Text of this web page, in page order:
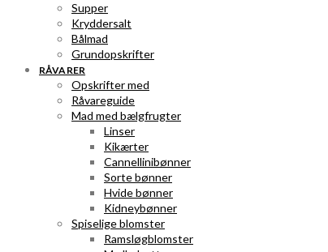
Supper
Kryddersalt
Bålmad
Grundopskrifter
RÅVARER
Opskrifter med
Råvareguide
Mad med bælgfrugter
Linser
Kikærter
Cannellinibønner
Sorte bønner
Hvide bønner
Kidneybønner
Spiselige blomster
Ramsløgblomster